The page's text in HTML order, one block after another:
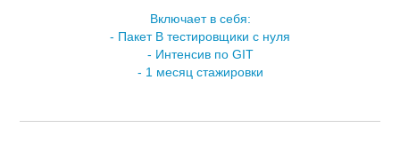
Включает в себя:
- Пакет В тестировщики с нуля
- Интенсив по GIT
- 1 месяц стажировки